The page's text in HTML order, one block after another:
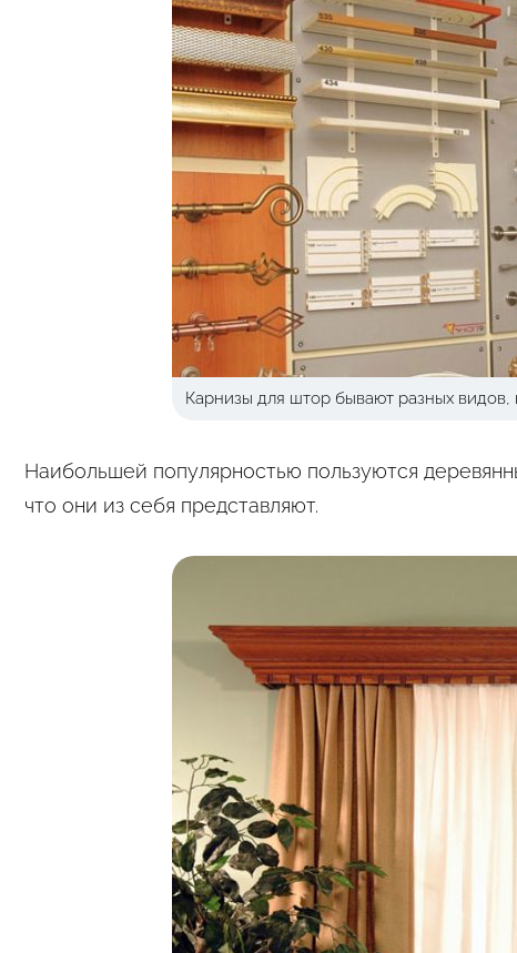
Карнизы для штор бывают разных
Наибольшей популярностью пользуются
что они из себя представляют.